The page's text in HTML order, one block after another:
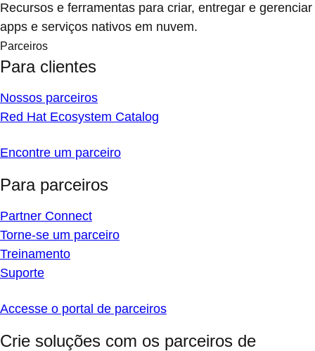
Recursos e ferramentas para criar, entregar e gerenciar
apps e serviços nativos em nuvem.
Parceiros
Para clientes
Nossos parceiros
Red Hat Ecosystem Catalog
Encontre um parceiro
Para parceiros
Partner Connect
Torne-se um parceiro
Treinamento
Suporte
Accesse o portal de parceiros
Crie soluções com os parceiros de